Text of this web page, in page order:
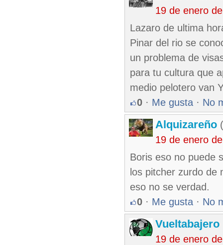
19 de enero
Lazaro de ultima
Pinar del rio se
un problema de
para tu cultura que
medio pelotero van
0 · Me gusta · No
Alquizareño
19 de enero
Boris eso no puede
los pitcher zurdo de
eso no se verdad.
0 · Me gusta · No
Vueltabajero
19 de enero